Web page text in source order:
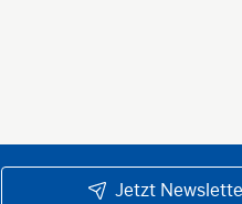
Jetzt